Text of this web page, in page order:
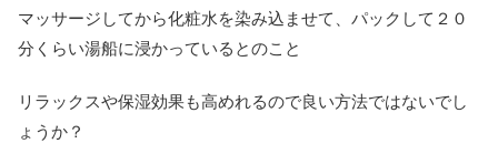
マッサージしてから化粧水を染み込ませて、パックして２０
分くらい湯船に浸かっているとのこと
リラックスや保湿効果も高めれるので良い方法ではないでし
ょうか？